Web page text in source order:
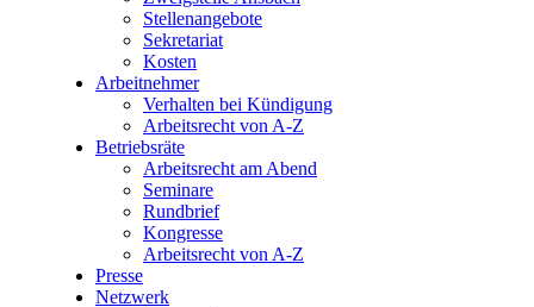
Stellenangebote
Sekretariat
Kosten
Arbeitnehmer
Verhalten bei Kündigung
Arbeitsrecht von A-Z
Betriebsräte
Arbeitsrecht am Abend
Seminare
Rundbrief
Kongresse
Arbeitsrecht von A-Z
Presse
Netzwerk